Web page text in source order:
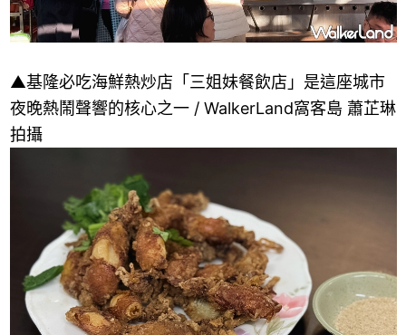
▲基隆必吃海鮮熱炒店「三姐妹餐飲店」是這座城市
夜晚熱鬧聲響的核心之一 / WalkerLand窩客島 蕭芷琳
拍攝